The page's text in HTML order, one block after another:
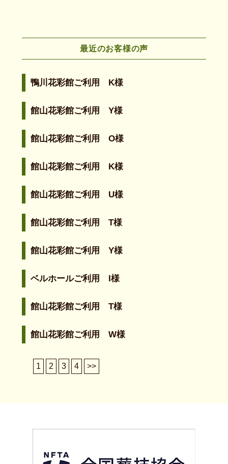
最近のお客様の声
鴨川花彩館ご利用 K様
館山花彩館ご利用 Y様
館山花彩館ご利用 O様
館山花彩館ご利用 K様
館山花彩館ご利用 U様
館山花彩館ご利用 T様
館山花彩館ご利用 Y様
ベルホールご利用 I様
館山花彩館ご利用 T様
館山花彩館ご利用 W様
1 2 3 4 >>